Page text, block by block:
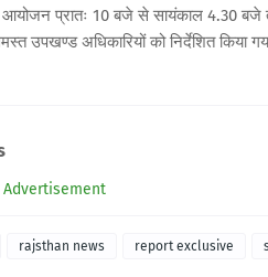
आयोजन प्रातः 10 बजे से सायंकाल 4.30
उपखण्ड अधिकारियों को निर्देशित किया
Advertisement
rajsthan news report exclusive